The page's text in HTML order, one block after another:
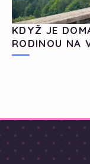
KDYŽ JE
RODINOU NA